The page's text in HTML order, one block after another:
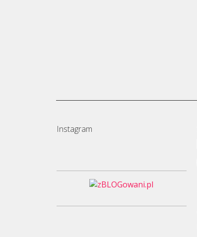
Instagram